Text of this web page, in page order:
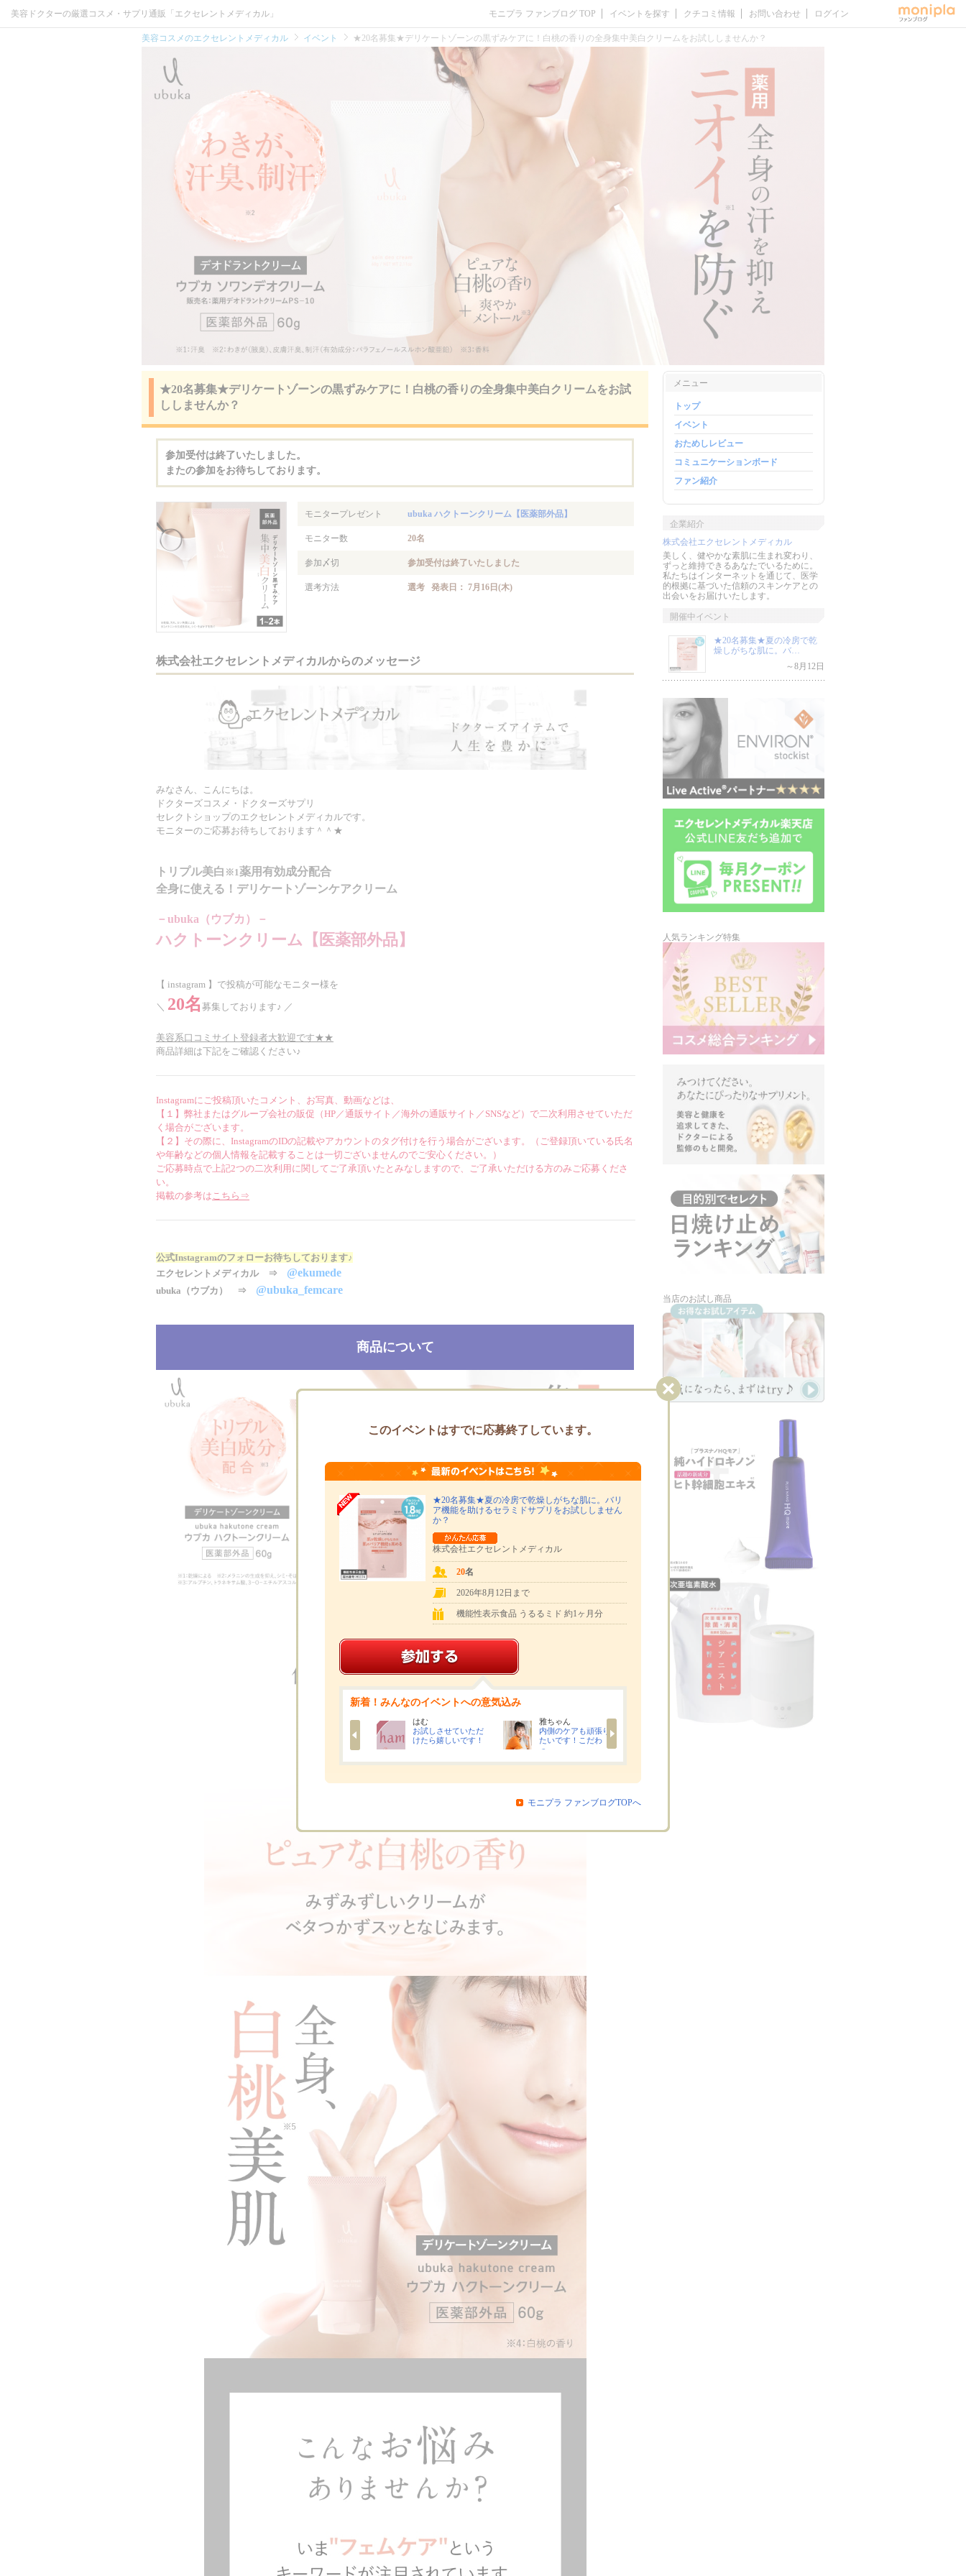
美容ドクターの厳選コスメ・サプリ通販「エクセレントメディカル」 モニプラ ファンブログ TOP イベントを探す クチコミ情報 お問い合わせ ログイン
美容コスメのエクセレントメディカル イベント ★20名募集★デリケートゾーンの黒ずみケアに！白桃の香りの全身集中美白クリームをお試ししませんか？
★20名募集★デリケートゾーンの黒ずみケアに！白桃の香りの全身集中美白クリームをお試
ししませんか？
参加受付は終了いたしました。
またの参加をお待ちしております。
モニタープレゼント ubuka ハクトーンクリーム【医薬部外品】
モニター数 20名
参加〆切 参加受付は終了いたしました
選考方法 選考 発表日： 7月16日(木)
株式会社エクセレントメディカルからのメッセージ
みなさん、こんにちは。
ドクターズコスメ・ドクターズサプリ
セレクトショップのエクセレントメディカルです。
モニターのご応募お待ちしております＾＾★
トリプル美白 ※1薬用有効成分配合
全身に使える！デリケートゾーンケアクリーム
－ubuka（ウブカ）－
ハクトーンクリーム【医薬部外品】
【 instagram 】で投稿が可能なモニター様を
＼ 20名 募集しております♪ ／
美容系口コミサイト登録者大歓迎です★★
商品詳細は下記をご確認ください♪
Instagramにご投稿頂いたコメント、お写真、動画などは、
【１】弊社またはグループ会社の販促（HP／通販サイト／海外の通販サイト／SNSなど）で二次利用させていただ
く場合がございます。
【２】その際に、InstagramのIDの記載やアカウントのタグ付けを行う場合がございます。（ご登録頂いている氏名
や年齢などの個人情報を記載することは一切ございませんのでご安心ください。）
ご応募時点で上記2つの二次利用に関してご了承頂いたとみなしますので、ご了承いただける方のみご応募くださ
い。
掲載の参考はこちら⇒
公式Instagramのフォローお待ちしております♪
エクセレントメディカル ⇒ @ekumede
ubuka（ウブカ） ⇒ @ubuka_femcare
商品について
メニュー
トップ
イベント
おためしレビュー
コミュニケーションボード
ファン紹介
企業紹介
株式会社エクセレントメディカル
美しく、健やかな素肌に生まれ変わり、
ずっと維持できるあなたでいるために。
私たちはインターネットを通じて、医学
的根拠に基づいた信頼のスキンケアとの
出会いをお届けいたします。
開催中イベント
★20名募集★夏の冷房で乾
燥しがちな肌に。バ…
～8月12日
人気ランキング特集
当店のお試し商品
このイベントはすでに応募終了しています。
★20名募集★夏の冷房で乾燥しがちな肌に。バリ
ア機能を助けるセラミドサプリをお試ししません
か？
株式会社エクセレントメディカル
20名
2026年8月12日まで
機能性表示食品 うるるミド 約1ヶ月分
新着！みんなのイベントへの意気込み
はむ
お試しさせていただ
けたら嬉しいです！
雅ちゃん
内側のケアも頑張り
たいです！こだわ
っ…
8m107d4c
モニプラ ファンブログTOPへ